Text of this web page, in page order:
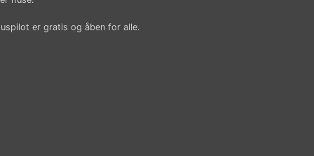
er gratis og åben for alle.